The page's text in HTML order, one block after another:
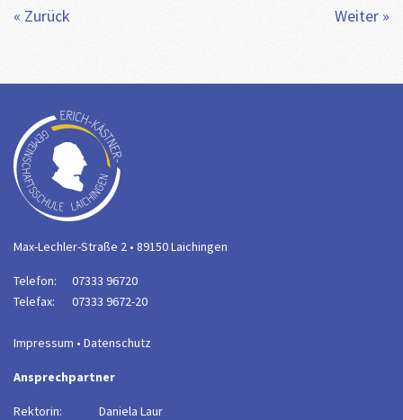
Weiter »
« Zurück
Max-Lechler-Straße 2 • 89150 Laichingen
Telefon:
07333 96720
Telefax:
07333 9672-20
Impressum • Datenschutz
Ansprechpartner
Rektorin:
Daniela Laur